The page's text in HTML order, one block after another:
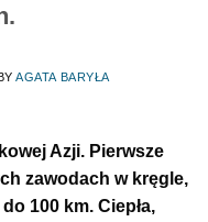
AGATA BARYŁA
Azji. Pierwsze
zawodach w kręgle,
100 km. Ciepła,